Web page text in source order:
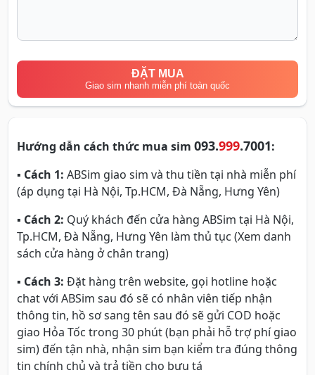
ĐẶT MUA
Giao sim nhanh miễn phí toàn quốc
Hướng dẫn cách thức mua sim 093.999.7001:
▪ Cách 1: ABSim giao sim và thu tiền tại nhà miễn phí
(áp dụng tại Hà Nội, Tp.HCM, Đà Nẵng, Hưng Yên)
▪ Cách 2: Quý khách đến cửa hàng ABSim tại Hà Nội,
Tp.HCM, Đà Nẵng, Hưng Yên làm thủ tục (Xem danh
sách cửa hàng ở chân trang)
▪ Cách 3: Đặt hàng trên website, gọi hotline hoặc
chat với ABSim sau đó sẽ có nhân viên tiếp nhận
thông tin, hồ sơ sang tên sau đó sẽ gửi COD hoặc
giao Hỏa Tốc trong 30 phút (bạn phải hỗ trợ phí giao
sim) đến tận nhà, nhận sim bạn kiểm tra đúng thông
tin chính chủ và trả tiền cho bưu tá